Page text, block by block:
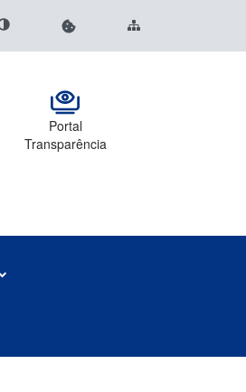
Portal
Transparência